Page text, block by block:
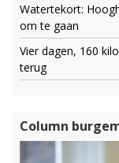
Watertekort:
om te gaan
Vier dagen, 160
terug
Column